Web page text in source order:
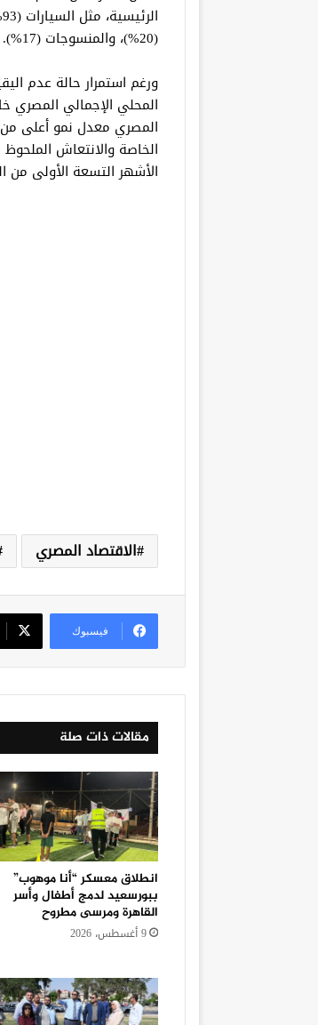
(20%)، والمنسوجات (17%).
ورغم استمرار حالة عدم
الخاصة والانتعاش
الأشهر التسعة الأولى من
الاقتصاد المصري
فيسبوك
مقالات ذات صلة
انطلاق معسكر “أنا موهوب”
ببورسعيد لدمج أطفال وأسر
القاهرة ومرسى مطروح
9 أغسطس، 2026